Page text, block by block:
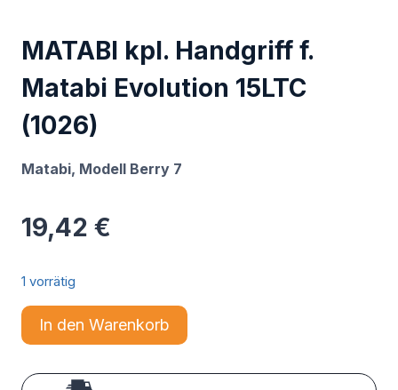
MATABI kpl. Handgriff f.
Matabi Evolution 15LTC
(1026)
Matabi, Modell Berry 7
19,42 €
1 vorrätig
In den Warenkorb